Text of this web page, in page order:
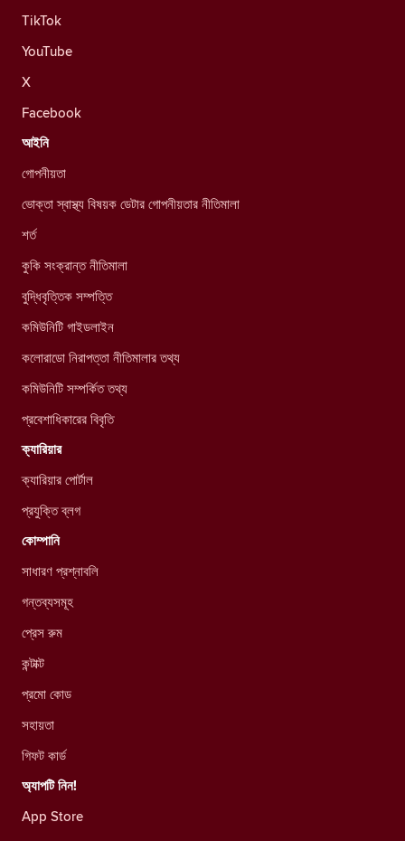
TikTok
YouTube
X
Facebook
আইনি
গোপনীয়তা
ভোক্তা স্বাস্থ্য বিষয়ক ডেটার গোপনীয়তার নীতিমালা
শর্ত
কুকি সংক্রান্ত নীতিমালা
বুদ্ধিবৃত্তিক সম্পত্তি
কমিউনিটি গাইডলাইন
কলোরাডো নিরাপত্তা নীতিমালার তথ্য
কমিউনিটি সম্পর্কিত তথ্য
প্রবেশাধিকারের বিবৃতি
ক্যারিয়ার
ক্যারিয়ার পোর্টাল
প্রযুক্তি ব্লগ
কোম্পানি
সাধারণ প্রশ্নাবলি
গন্তব্যসমূহ
প্রেস রুম
কন্টাক্ট
প্রমো কোড
সহায়তা
গিফট কার্ড
অ্যাপটি নিন!
App Store